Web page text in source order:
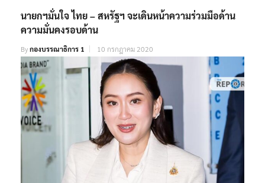
นายกฯมั่นใจ ไทย – สหรัฐฯ จะเดินหน้าความร่วมมือด้าน
ความมั่นคงรอบด้าน
Byกองบรรณาธิการ 1 10 กรกฎาคม 2020